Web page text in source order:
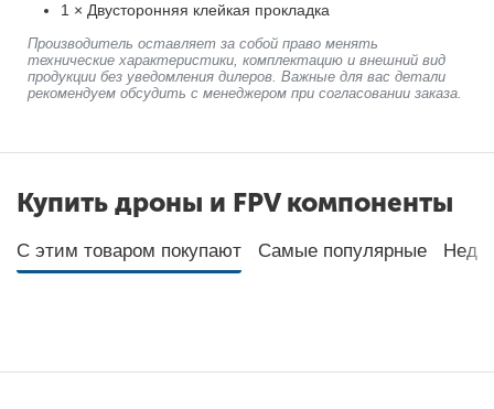
1 × Двусторонняя клейкая прокладка
Производитель оставляет за собой право менять
технические характеристики, комплектацию и внешний вид
продукции без уведомления дилеров. Важные для вас детали
рекомендуем обсудить с менеджером при согласовании заказа.
Купить дроны и FPV компоненты
С этим товаром покупают Самые популярные